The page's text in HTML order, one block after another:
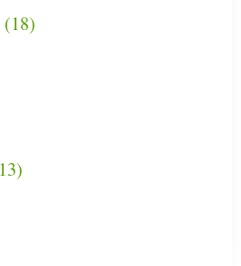
(18)